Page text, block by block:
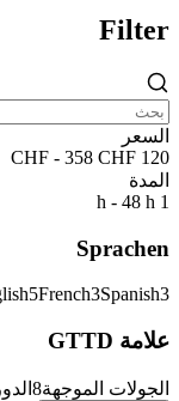
Filter
السعر
120 CHF - 358 CHF
المدة
1 h - 48 h
Sprachen
5French3Spanish3
علامة GTTD
الجولات الموجهة8